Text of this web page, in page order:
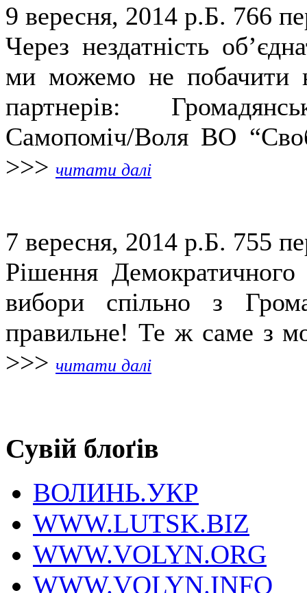
9 вересня, 2014 р.Б. 766
Через нездатність
ми можемо не побачити
партнерів:
Самопоміч/Воля ВО
>>> читати далі
7 вересня, 2014 р.Б. 755
Рішення
вибори спільно з
правильне! Те ж саме з
>>> читати далі
Сувій блоґів
ВОЛИНЬ.УКР
WWW.LUTSK.BIZ
WWW.VOLYN.ORG
WWW.VOLYN.INFO